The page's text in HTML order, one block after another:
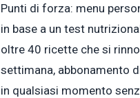
Punti di forza: menu
in base a un test
oltre 40 ricette che si
settimana, abbonamento
in qualsiasi momento